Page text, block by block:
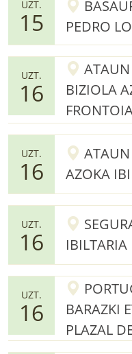
UZT.
15
PEDRO
UZT.
16
ATAUN
BIZIOLA
UZT.
16
AZOKA
UZT.
16
UZT.
16
BARAZKI
PLAZAL